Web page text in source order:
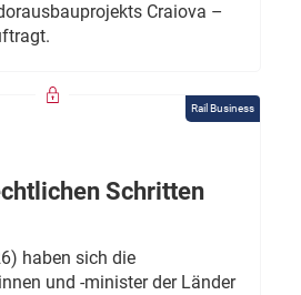
Craiova –
Rail Business
Schritten
haben sich die
und -minister der Länder